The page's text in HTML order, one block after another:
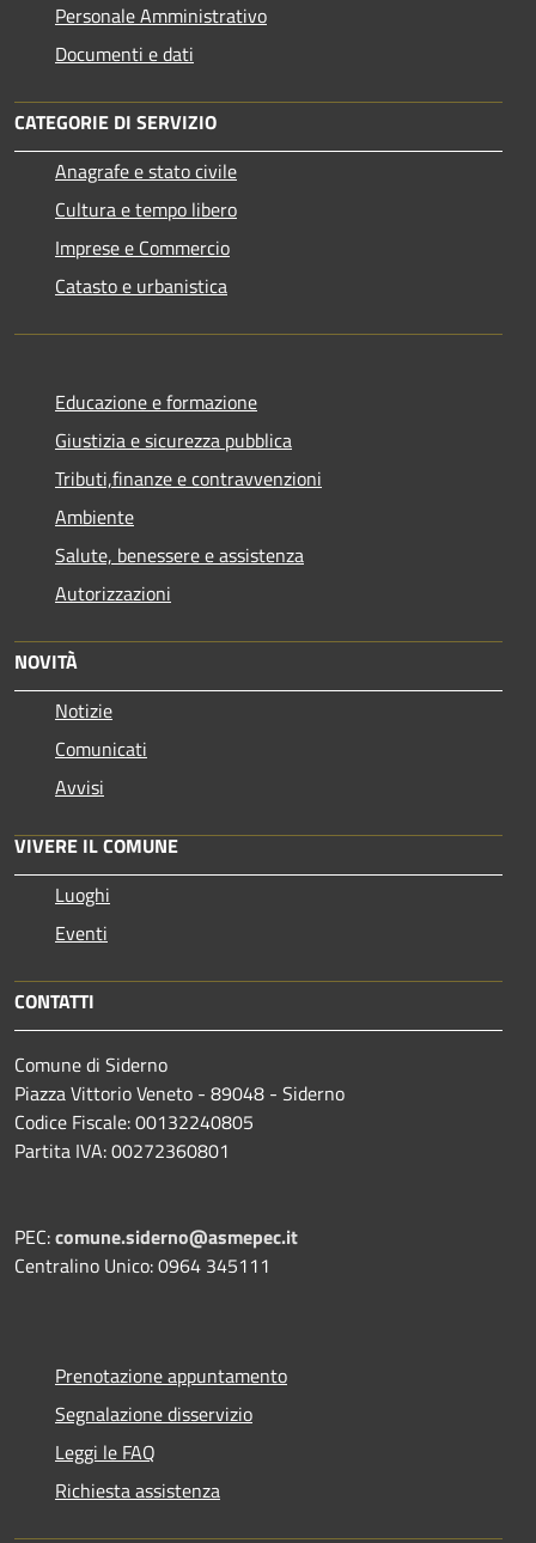
Personale Amministrativo
Documenti e dati
CATEGORIE DI SERVIZIO
Anagrafe e stato civile
Cultura e tempo libero
Imprese e Commercio
Catasto e urbanistica
Educazione e formazione
Giustizia e sicurezza pubblica
Tributi,finanze e contravvenzioni
Ambiente
Salute, benessere e assistenza
Autorizzazioni
NOVITÀ
Notizie
Comunicati
Avvisi
VIVERE IL COMUNE
Luoghi
Eventi
CONTATTI
Comune di Siderno
Piazza Vittorio Veneto - 89048 - Siderno
Codice Fiscale: 00132240805
Partita IVA: 00272360801
PEC:comune.siderno@asmepec.it
Centralino Unico: 0964 345111
Prenotazione appuntamento
Segnalazione disservizio
Leggi le FAQ
Richiesta assistenza